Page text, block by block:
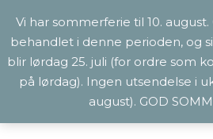
Vi har sommerferie til 10.
behandlet i denne perioden, og
blir lørdag 25. juli (for ordre som
på lørdag). Ingen utsendelse i
august). GOD